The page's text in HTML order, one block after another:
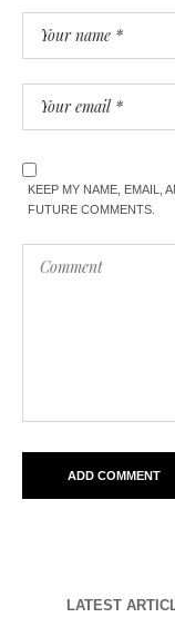
KEEP MY NAME, EMAIL,
FUTURE COMMENTS.
LATEST